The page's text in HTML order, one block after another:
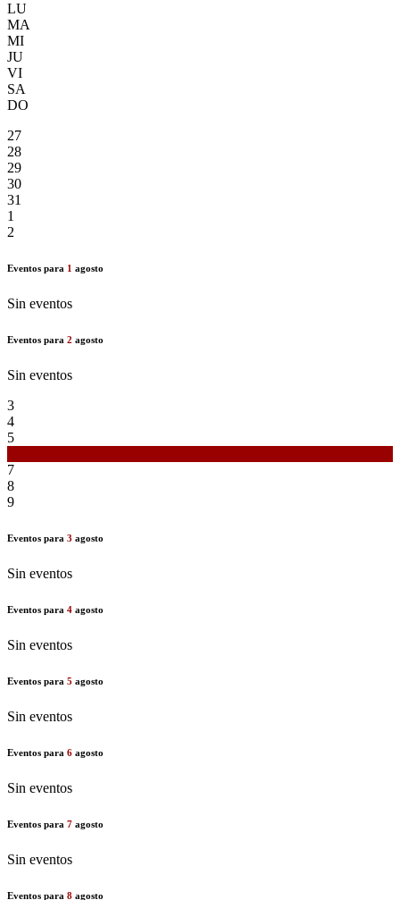
LU
MA
MI
JU
VI
SA
DO
27
28
29
30
31
1
2
Eventos para 1 agosto
Sin eventos
Eventos para 2 agosto
Sin eventos
3
4
5
7
8
9
Eventos para 3 agosto
Sin eventos
Eventos para 4 agosto
Sin eventos
Eventos para 5 agosto
Sin eventos
Eventos para 6 agosto
Sin eventos
Eventos para 7 agosto
Sin eventos
Eventos para 8 agosto